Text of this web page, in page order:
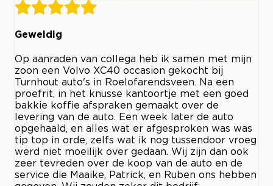
Geweldig
Op aanraden van collega heb ik samen met mijn
zoon een Volvo XC40 occasion gekocht bij
Turnhout auto's in Roelofarendsveen. Na een
proefrit, in het knusse kantoortje met een goed
bakkie koffie afspraken gemaakt over de
levering van de auto. Een week later de auto
opgehaald, en alles wat er afgesproken was was
tip top in orde, zelfs wat ik nog tussendoor vroeg
werd niet moeilijk over gedaan. Wij zijn dan ook
zeer tevreden over de koop van de auto en de
service die Maaike, Patrick, en Ruben ons hebben